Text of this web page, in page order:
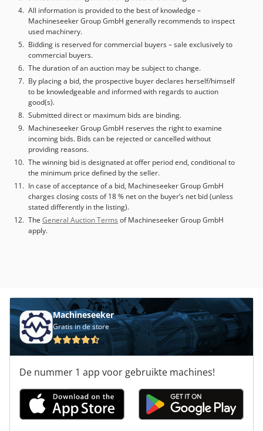
palletwisselaar: 7 posities Machine compleet met: • Hoge
druk door de spil • Tastsysteem •
Lasergereedschapspresetter • Spaanafvoer •
Olienevelkoeling • Rotoclear • ITC Intelligent Thermal
Control • ITC-5X 5-assig Intelligent Thermal Control • APS
Advanced Process System • Extern bedieningspaneel
(afstandsbediening) • Gebruikershandleiding en CE-
verklaring
All information is provided to the best of knowledge –
Machineseeker Group GmbH generally recommends to inspect
used machinery.
Bidding is reserved for commercial buyers – sale exclusively to
commercial buyers.
The duration of an auction may be subject to change.
By placing a bid, the prospective buyer declares herself/himself
to be knowledgeable and informed with regards to auction
good(s).
Submitted direct or maximum bids are binding.
Machineseeker Group GmbH reserves the right to examine
incoming bids. Bids can be rejected or cancelled without
providing reasons.
The winning bid is designated at offer period end, conditional to
the minimum price defined by the seller.
In case of acceptance of a bid, Machineseeker Group GmbH
charges closing costs of 18 % net on the buyer’s net bid (unless
stated differently in the listing).
The General Auction Terms of Machineseeker Group GmbH
apply.
Machineseeker
Gratis in de store
De nummer 1 app voor gebruikte machines!